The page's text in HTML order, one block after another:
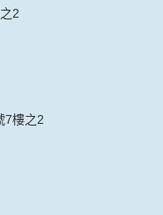
位址、使用時間、使
本網站內部所瀏覽的
則本網站不會也無法
站網刊登廣告之廠
的資料。對於您主動
網站有其個別的私權
後，傳送商業性資料
電子郵件上註明是由
提供您能隨時停止接
2
7樓之2